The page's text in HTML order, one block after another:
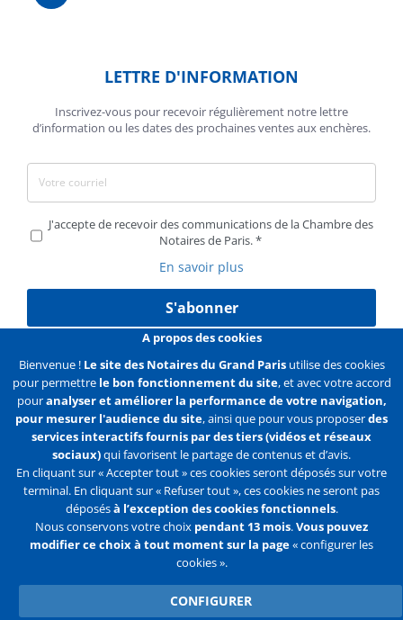
LETTRE D'INFORMATION
Inscrivez-vous pour recevoir régulièrement notre lettre
d’information ou les dates des prochaines ventes aux enchères.
J'accepte de recevoir des communications de la Chambre des
Notaires de Paris.
En savoir plus
S'abonner
Liens Mentions légales Données personnelles
Politique des cookies Configurer les cookies
Liens
2e
ligne
Accueil Contact Plan du site
Flux
FacebookYoutube
A propos des cookies
Bienvenue ! Le site des Notaires du Grand Parisutilise des cookies
pour permettre le bon fonctionnement du site, et avec votre accord
pouranalyser et améliorer la performance de votre navigation,
pour mesurer l'audience du site, ainsi que pour vous proposerdes
services interactifs fournis par des tiers (vidéos et réseaux
sociaux)qui favorisent le partage de contenus et d’avis.
En cliquant sur « Accepter tout » ces cookies seront déposés sur votre
terminal. En cliquant sur « Refuser tout », ces cookies ne seront pas
déposésà l’exception des cookies fonctionnels.
Nous conservons votre choix pendant 13 mois.Vous pouvez
modifier ce choix à tout moment sur la page« configurer les
cookies ».
CONFIGURER